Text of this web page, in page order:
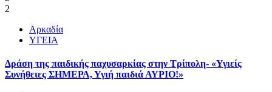
2
Αρκαδία
ΥΓΕΙΑ
Δράση της παιδικής παχυσαρκίας στην Τρίπολη- «Υγιείς
Συνήθειες ΣΗΜΕΡΑ, Υγιή παιδιά ΑΥΡΙΟ!»